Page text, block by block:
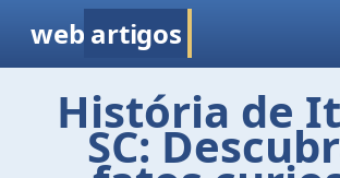
web artigos
História de
SC: